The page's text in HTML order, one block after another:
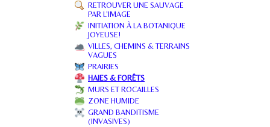
RETROUVER UNE SAUVAGE
PAR L'IMAGE
INITIATION À LA BOTANIQUE
JOYEUSE!
VILLES, CHEMINS & TERRAINS
VAGUES
PRAIRIES
HAIES & FORÊTS
MURS ET ROCAILLES
ZONE HUMIDE
GRAND BANDITISME
(INVASIVES)